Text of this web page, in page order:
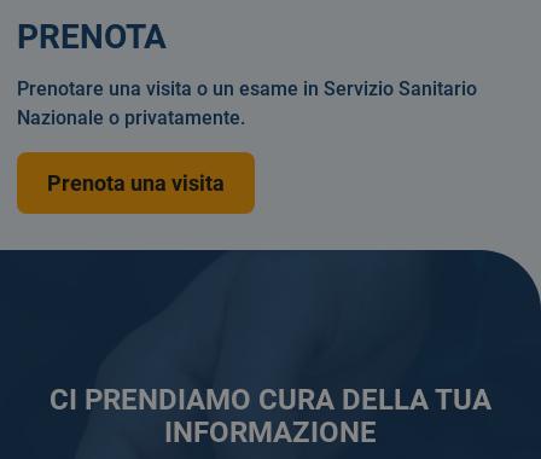
CI PRENDIAMO CURA DELLA TUA
INFORMAZIONE
PRENOTA
Prenotare una visita o un esame in Servizio Sanitario
Nazionale o privatamente.
Prenota una visita